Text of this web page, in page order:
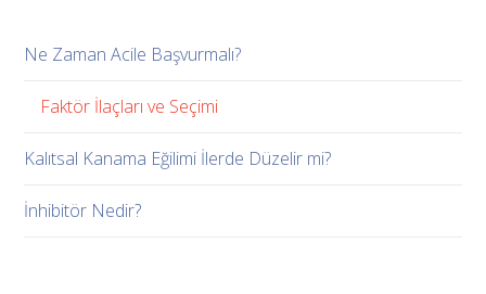
Ne Zaman Acile Başvurmalı?
Faktör İlaçları ve Seçimi
Kalıtsal Kanama Eğilimi İlerde Düzelir mi?
İnhibitör Nedir?